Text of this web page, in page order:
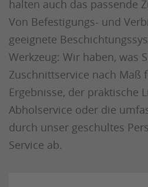
halten auch das passende
Von Befestigungs- und
geeignete
Werkzeug: Wir haben, was
Zuschnittservice nach Maß
Ergebnisse, der praktische
Abholservice oder die
durch unser geschultes
Service ab.